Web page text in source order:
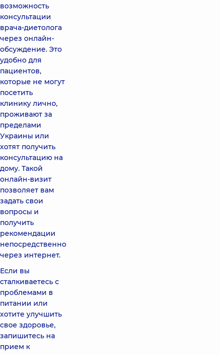
возможность
консультации
врача-диетолога
через онлайн-
обсуждение. Это
удобно для
пациентов,
которые не могут
посетить
клинику лично,
проживают за
пределами
Украины или
хотят получить
консультацию на
дому. Такой
онлайн-визит
позволяет вам
задать свои
вопросы и
получить
рекомендации
непосредственно
через интернет.
Если вы
сталкиваетесь с
проблемами в
питании или
хотите улучшить
свое здоровье,
запишитесь на
прием к